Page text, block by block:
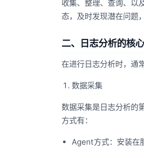
收集、整理、查询、以
态，及时发现潜在问题
二、日志分析的核
在进行日志分析时，通
数据采集
数据采集是日志分析的
方式有：
Agent方式：安装在